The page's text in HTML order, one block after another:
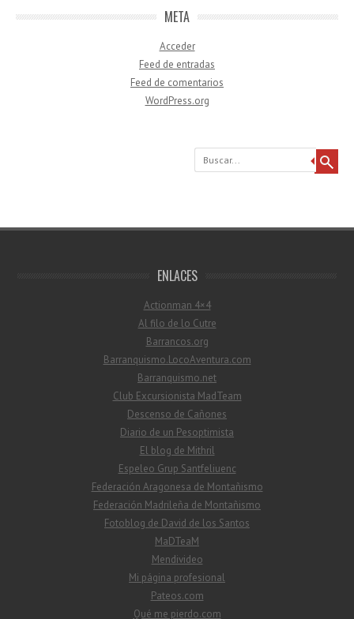
META
Acceder
Feed de entradas
Feed de comentarios
WordPress.org
Buscar
ENLACES
Actionman 4×4
Al filo de lo Cutre
Barrancos.org
Barranquismo.LocoAventura.com
Barranquismo.net
Club Excursionista MadTeam
Descenso de Cañones
Diario de un Pesoptimista
El blog de Mithril
Espeleo Grup Santfeliuenc
Federación Aragonesa de Montañismo
Federación Madrileña de Montañismo
Fotoblog de David de los Santos
MaDTeaM
Mendivideo
Mi página profesional
Pateos.com
Qué me pierdo.com